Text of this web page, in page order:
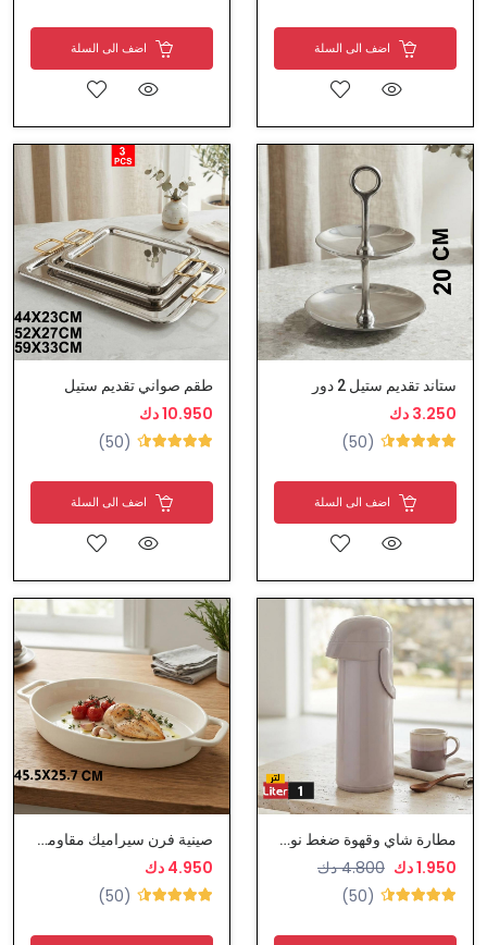
اضف الى السلة اضف الى السلة
ستاند تقديم ستيل 2 دور
3.250 دك
(50)
اضف الى السلة
طقم صواني تقديم ستيل
10.950 دك
(50)
اضف الى السلة
مطارة شاي وقهوة ضغط نوعية ممتازة
1.950 دك
4.800 دك
(50)
صينية فرن سيراميك مقاومة لحرارة الفرن
4.950 دك
(50)